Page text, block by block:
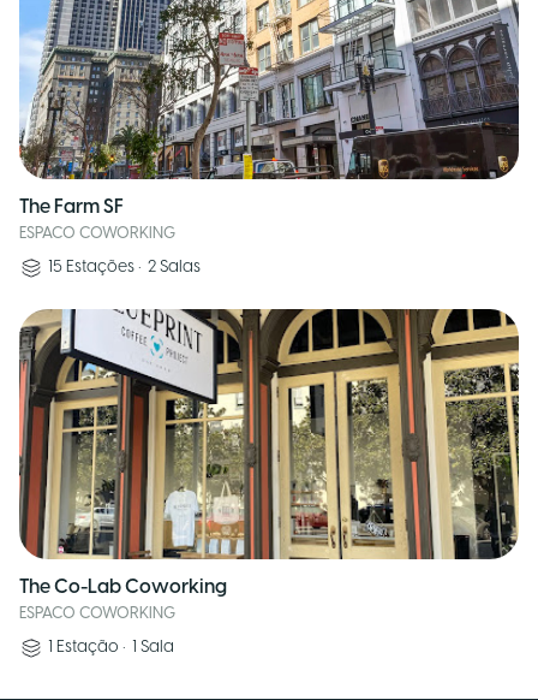
The Farm SF
ESPACO COWORKING
15 Estações • 2 Salas
The Co-Lab Coworking
ESPACO COWORKING
1 Estação • 1 Sala